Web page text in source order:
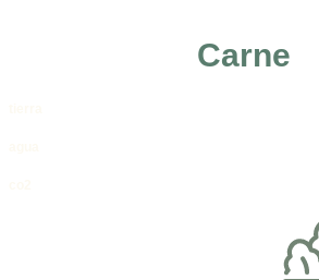
Carne